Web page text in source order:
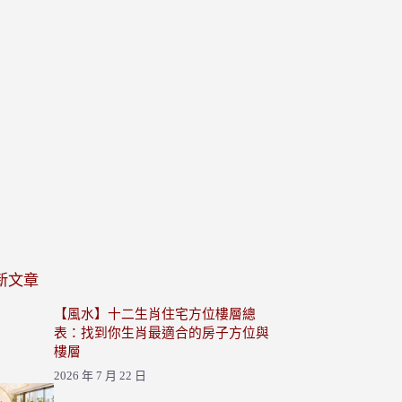
文章
【風水】十二生肖住宅方位樓層總
表：找到你生肖最適合的房子方位與
樓層
2026 年 7 月 22 日